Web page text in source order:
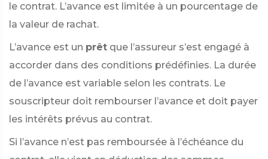
le contrat. L’avance est limitée à un pourcentage de
la valeur de rachat.
L’avance est un prêt que l’assureur s’est engagé à
accorder dans des conditions prédéfinies. La durée
de l’avance est variable selon les contrats. Le
souscripteur doit rembourser l’avance et doit payer
les intérêts prévus au contrat.
Si l’avance n’est pas remboursée à l’échéance du